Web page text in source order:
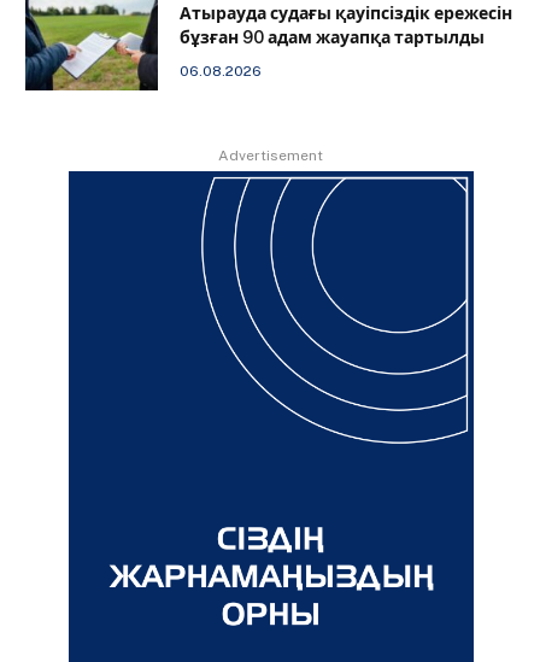
Атырауда судағы қауіпсіздік ережесін
бұзған 90 адам жауапқа тартылды
06.08.2026
Advertisement